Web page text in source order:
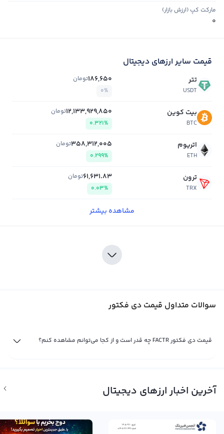
مارکت کپ (ارزش بازار)
0
قیمت سایر ارزهای دیجیتال
تتر
USDT
186,650تومان
0%
بیت کوین
BTC
12,133,929,850تومان
0.321%
اتریوم
ETH
358,312,005تومان
0.299%
ترون
TRX
61,631.83تومان
0.03%
مشاهده بیشتر
سوالات متداول قیمت دی فکتور
قیمت دی فکتور FACTR چه قدر است و از کجا می‌توانم مشاهده کنم؟
آخرین اخبار ارزهای دیجیتال